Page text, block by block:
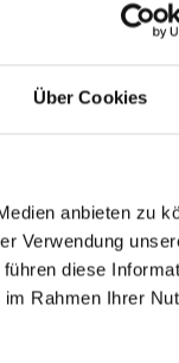
Über Cookies
anbieten zu
Verwendung
diese
Rahmen Ihrer